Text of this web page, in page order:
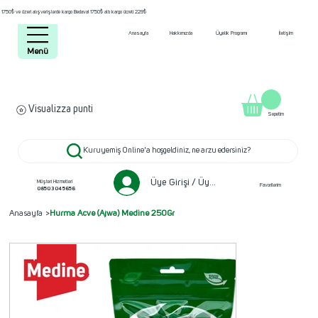
1750₺ ve üzeri alışverişlerde kargo Bedava! 1750₺ altı kargo ücreti 229₺
Anasayfa Hakkımızda Üyelik Programı İletişim
Kuruyemiş Online'a hoşgeldiniz, ne arzu edersiniz?
Müşteri Hizmetleri
0850 304 5656
Üye Girişi / Üye ol
Visualizza punti
Favorilerim
Sepetim
Menü
Anasayfa >Hurma Acve (Ajwa) Medine 250Gr